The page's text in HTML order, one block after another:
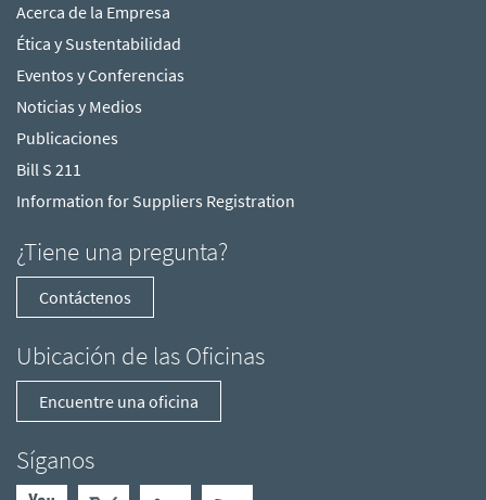
Acerca de la Empresa
Ética y Sustentabilidad
Eventos y Conferencias
Noticias y Medios
Publicaciones
Bill S 211
Information for Suppliers Registration
¿Tiene una pregunta?
Contáctenos
Ubicación de las Oficinas
Encuentre una oficina
Síganos